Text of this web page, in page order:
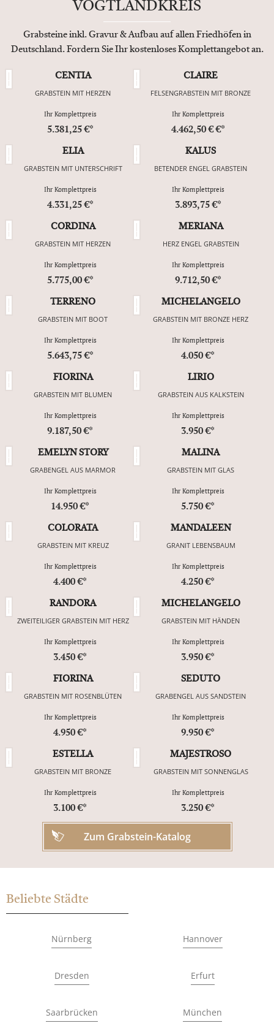
VOGTLANDKREIS
Grabsteine inkl. Gravur & Aufbau auf allen Friedhöfen in
Deutschland. Fordern Sie Ihr kostenloses Komplettangebot an.
CENTIA
GRABSTEIN MIT HERZEN
Ihr Komplettpreis
5.381,25 €*
CLAIRE
FELSENGRABSTEIN MIT BRONZE
Ihr Komplettpreis
4.462,50 € €*
ELIA
GRABSTEIN MIT UNTERSCHRIFT
Ihr Komplettpreis
4.331,25 €*
KALUS
BETENDER ENGEL GRABSTEIN
Ihr Komplettpreis
3.893,75 €*
CORDINA
GRABSTEIN MIT HERZEN
Ihr Komplettpreis
5.775,00 €*
MERIANA
HERZ ENGEL GRABSTEIN
Ihr Komplettpreis
9.712,50 €*
TERRENO
GRABSTEIN MIT BOOT
Ihr Komplettpreis
5.643,75 €*
MICHELANGELO
GRABSTEIN MIT BRONZE HERZ
Ihr Komplettpreis
4.050 €*
FIORINA
GRABSTEIN MIT BLUMEN
Ihr Komplettpreis
9.187,50 €*
LIRIO
GRABSTEIN AUS KALKSTEIN
Ihr Komplettpreis
3.950 €*
EMELYN STORY
GRABENGEL AUS MARMOR
Ihr Komplettpreis
14.950 €*
MALINA
GRABSTEIN MIT GLAS
Ihr Komplettpreis
5.750 €*
COLORATA
GRABSTEIN MIT KREUZ
Ihr Komplettpreis
4.400 €*
MANDALEEN
GRANIT LEBENSBAUM
Ihr Komplettpreis
4.250 €*
RANDORA
ZWEITEILIGER GRABSTEIN MIT HERZ
Ihr Komplettpreis
3.450 €*
MICHELANGELO
GRABSTEIN MIT HÄNDEN
Ihr Komplettpreis
3.950 €*
FIORINA
GRABSTEIN MIT ROSENBLÜTEN
Ihr Komplettpreis
4.950 €*
SEDUTO
GRABENGEL AUS SANDSTEIN
Ihr Komplettpreis
9.950 €*
ESTELLA
GRABSTEIN MIT BRONZE
Ihr Komplettpreis
3.100 €*
MAJESTROSO
GRABSTEIN MIT SONNENGLAS
Ihr Komplettpreis
3.250 €*
Zum Grabstein-Katalog
Beliebte Städte
Nürnberg Hannover
Dresden Erfurt
Saarbrücken München